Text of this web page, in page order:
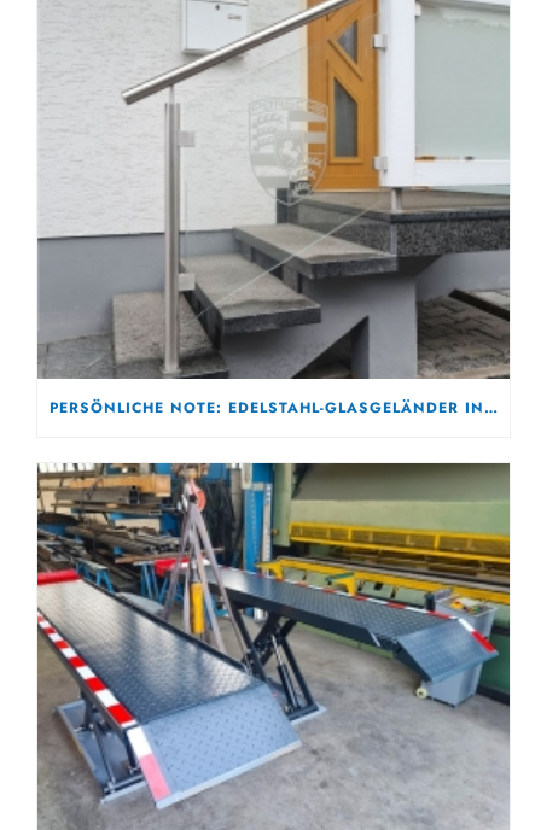
PERSÖNLICHE NOTE: EDELSTAHL-GLASGELÄNDER IN DORMAGEN